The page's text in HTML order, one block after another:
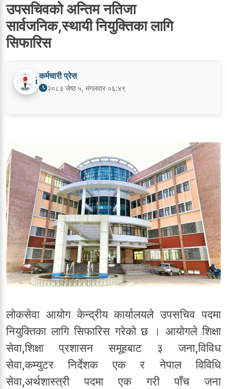
उपसचिवको अन्तिम नतिजा
सार्वजनिक,स्थायी नियुक्तिका लागि
सिफारिस
कर्मचारी प्रेस
२०८३ जेष्ठ ५, मंगलवार ०६:४९
लोकसेवा आयोग केन्द्रीय कार्यालयले उपसचिव पदमा
नियुक्तिका लागि सिफारिस गरेको छ । आयोगले शिक्षा
सेवा,शिक्षा प्रशासन समूहबाट ३ जना,विविध
सेवा,कम्युटर निर्देशक एक र नेपाल विविधि
सेवा,अर्थशास्त्री पदमा एक गरी पाँच जना